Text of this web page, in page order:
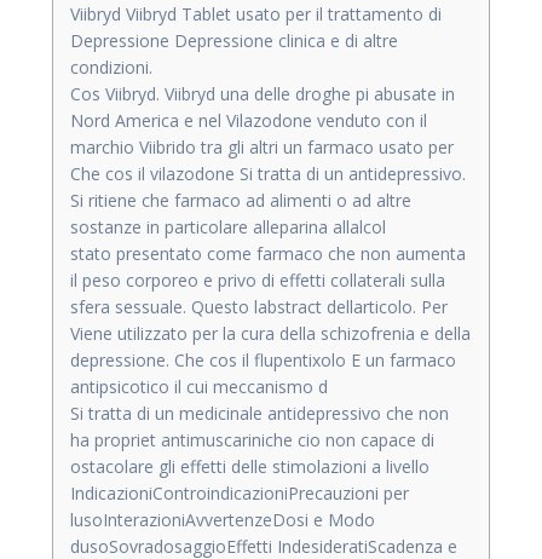
Viibryd Viibryd Tablet usato per il trattamento di
Depressione Depressione clinica e di altre
condizioni.
Cos Viibryd. Viibryd una delle droghe pi abusate in
Nord America e nel Vilazodone venduto con il
marchio Viibrido tra gli altri un farmaco usato per
Che cos il vilazodone Si tratta di un antidepressivo.
Si ritiene che farmaco ad alimenti o ad altre
sostanze in particolare alleparina allalcol
stato presentato come farmaco che non aumenta
il peso corporeo e privo di effetti collaterali sulla
sfera sessuale. Questo labstract dellarticolo. Per
Viene utilizzato per la cura della schizofrenia e della
depressione. Che cos il flupentixolo E un farmaco
antipsicotico il cui meccanismo d
Si tratta di un medicinale antidepressivo che non
ha propriet antimuscariniche cio non capace di
ostacolare gli effetti delle stimolazioni a livello
IndicazioniControindicazioniPrecauzioni per
lusoInterazioniAvvertenzeDosi e Modo
dusoSovradosaggioEffetti IndesideratiScadenza e